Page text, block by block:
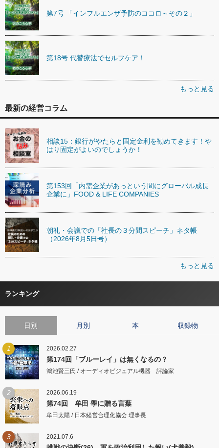
第7号 「インフルエンザ予防のココロ～その２」
第18号 代替療法でセルフケア！
もっと見る
最新の経営コラム
相談15：銀行がやたらと固定金利を勧めてきます！や
はり固定がよいのでしょうか！
第153回「内需企業があっという間にグローバル成長
企業に」FOOD & LIFE COMPANIES
朝礼・会議での「社長の３分間スピーチ」ネタ帳
（2026年8月5日号）
もっと見る
ランキング
日別 月別 本 収録物
1 2026.02.27
第174回「ブルーレイ」は無くなるの？
鴻池賢三氏 / オーディオビジュアル機器 評論家
2 2026.06.19
第74回 牟田 學に贈る言葉
牟田太陽 / 日本経営合理化協会 理事長
3 2021.07.6